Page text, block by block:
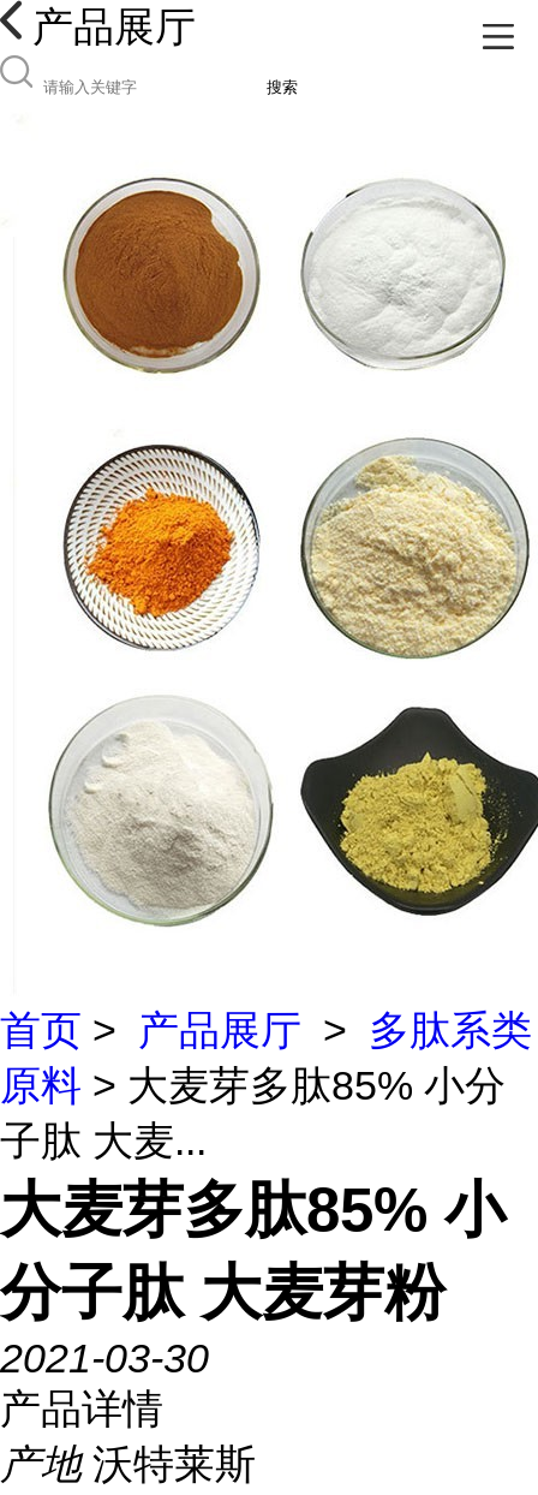
产品展厅
搜索
首页 > 产品展厅 > 多肽系类
原料 > 大麦芽多肽85% 小分
子肽 大麦...
大麦芽多肽85% 小
分子肽 大麦芽粉
2021-03-30
产品详情
产地 沃特莱斯